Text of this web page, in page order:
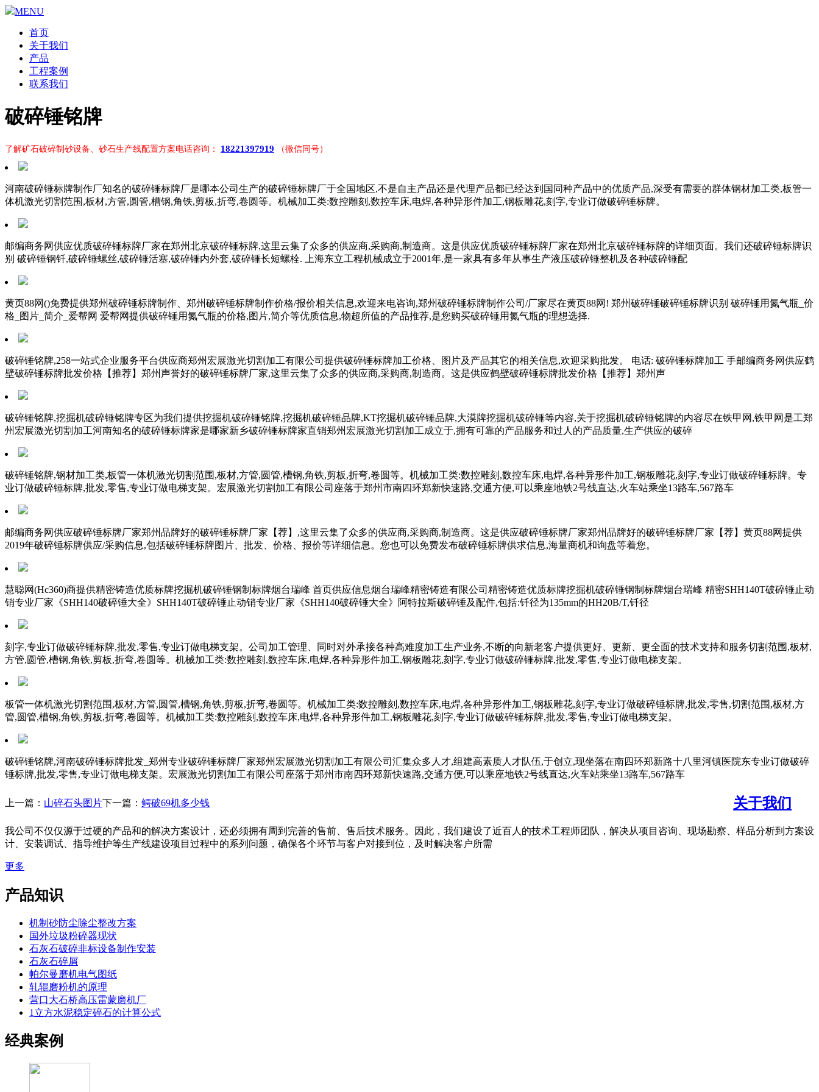
MENU
首页
关于我们
产品
工程案例
联系我们
破碎锤铭牌
了解矿石破碎制砂设备、砂石生产线配置方案电话咨询： 18221397919 （微信同号）
河南破碎锤标牌制作厂知名的破碎锤标牌厂是哪本公司生产的破碎锤标牌厂于全国地区,不是自主产品还是代理产品都已经达到国同种产品中的优质产品,深受有需要的群体钢材加工类,板管一
体机激光切割范围,板材,方管,圆管,槽钢,角铁,剪板,折弯,卷圆等。机械加工类:数控雕刻,数控车床,电焊,各种异形件加工,钢板雕花,刻字,专业订做破碎锤标牌。
邮编商务网供应优质破碎锤标牌厂家在郑州北京破碎锤标牌,这里云集了众多的供应商,采购商,制造商。这是供应优质破碎锤标牌厂家在郑州北京破碎锤标牌的详细页面。我们还破碎锤标牌识
别 破碎锤钢钎,破碎锤螺丝,破碎锤活塞,破碎锤内外套,破碎锤长短螺栓. 上海东立工程机械成立于2001年,是一家具有多年从事生产液压破碎锤整机及各种破碎锤配
黄页88网()免费提供郑州破碎锤标牌制作、郑州破碎锤标牌制作价格/报价相关信息,欢迎来电咨询,郑州破碎锤标牌制作公司/厂家尽在黄页88网! 郑州破碎锤破碎锤标牌识别 破碎锤用氮气瓶_价
格_图片_简介_爱帮网 爱帮网提供破碎锤用氮气瓶的价格,图片,简介等优质信息,物超所值的产品推荐,是您购买破碎锤用氮气瓶的理想选择.
破碎锤铭牌,258一站式企业服务平台供应商郑州宏展激光切割加工有限公司提供破碎锤标牌加工价格、图片及产品其它的相关信息,欢迎采购批发。 电话: 破碎锤标牌加工 手邮编商务网供应鹤
壁破碎锤标牌批发价格【推荐】郑州声誉好的破碎锤标牌厂家,这里云集了众多的供应商,采购商,制造商。这是供应鹤壁破碎锤标牌批发价格【推荐】郑州声
破碎锤铭牌,挖掘机破碎锤铭牌专区为我们提供挖掘机破碎锤铭牌,挖掘机破碎锤品牌,KT挖掘机破碎锤品牌,大漠牌挖掘机破碎锤等内容,关于挖掘机破碎锤铭牌的内容尽在铁甲网,铁甲网是工郑
州宏展激光切割加工河南知名的破碎锤标牌家是哪家新乡破碎锤标牌家直销郑州宏展激光切割加工成立于,拥有可靠的产品服务和过人的产品质量,生产供应的破碎
破碎锤铭牌,钢材加工类,板管一体机激光切割范围,板材,方管,圆管,槽钢,角铁,剪板,折弯,卷圆等。机械加工类:数控雕刻,数控车床,电焊,各种异形件加工,钢板雕花,刻字,专业订做破碎锤标牌。专
业订做破碎锤标牌,批发,零售,专业订做电梯支架。宏展激光切割加工有限公司座落于郑州市南四环郑新快速路,交通方便,可以乘座地铁2号线直达,火车站乘坐13路车,567路车
邮编商务网供应破碎锤标牌厂家郑州品牌好的破碎锤标牌厂家【荐】,这里云集了众多的供应商,采购商,制造商。这是供应破碎锤标牌厂家郑州品牌好的破碎锤标牌厂家【荐】黄页88网提供
2019年破碎锤标牌供应/采购信息,包括破碎锤标牌图片、批发、价格、报价等详细信息。您也可以免费发布破碎锤标牌供求信息,海量商机和询盘等着您。
慧聪网(Hc360)商提供精密铸造优质标牌挖掘机破碎锤钢制标牌烟台瑞峰 首页供应信息烟台瑞峰精密铸造有限公司精密铸造优质标牌挖掘机破碎锤钢制标牌烟台瑞峰 精密SHH140T破碎锤止动
销专业厂家《SHH140破碎锤大全》SHH140T破碎锤止动销专业厂家《SHH140破碎锤大全》阿特拉斯破碎锤及配件,包括:钎径为135mm的HH20B/T,钎径
刻字,专业订做破碎锤标牌,批发,零售,专业订做电梯支架。公司加工管理、同时对外承接各种高难度加工生产业务,不断的向新老客户提供更好、更新、更全面的技术支持和服务切割范围,板材,
方管,圆管,槽钢,角铁,剪板,折弯,卷圆等。机械加工类:数控雕刻,数控车床,电焊,各种异形件加工,钢板雕花,刻字,专业订做破碎锤标牌,批发,零售,专业订做电梯支架。
板管一体机激光切割范围,板材,方管,圆管,槽钢,角铁,剪板,折弯,卷圆等。机械加工类:数控雕刻,数控车床,电焊,各种异形件加工,钢板雕花,刻字,专业订做破碎锤标牌,批发,零售,切割范围,板材,方
管,圆管,槽钢,角铁,剪板,折弯,卷圆等。机械加工类:数控雕刻,数控车床,电焊,各种异形件加工,钢板雕花,刻字,专业订做破碎锤标牌,批发,零售,专业订做电梯支架。
破碎锤铭牌,河南破碎锤标牌批发_郑州专业破碎锤标牌厂家郑州宏展激光切割加工有限公司汇集众多人才,组建高素质人才队伍,于创立,现坐落在南四环郑新路十八里河镇医院东专业订做破碎
锤标牌,批发,零售,专业订做电梯支架。宏展激光切割加工有限公司座落于郑州市南四环郑新快速路,交通方便,可以乘座地铁2号线直达,火车站乘坐13路车,567路车
上一篇： 山碎石头图片下一篇： 鳄破69机多少钱 关于我们
我公司不仅仅源于过硬的产品和的解决方案设计，还必须拥有周到完善的售前、售后技术服务。因此，我们建设了近百人的技术工程师团队，解决从项目咨询、现场勘察、样品分析到方案设
计、安装调试、指导维护等生产线建设项目过程中的系列问题，确保各个环节与客户对接到位，及时解决客户所需
更多
产品知识
机制砂防尘除尘整改方案
国外垃圾粉碎器现状
石灰石破碎非标设备制作安装
石灰石碎屑
帕尔曼磨机电气图纸
轧辊磨粉机的原理
营口大石桥高压雷蒙磨机厂
1立方水泥稳定碎石的计算公式
经典案例